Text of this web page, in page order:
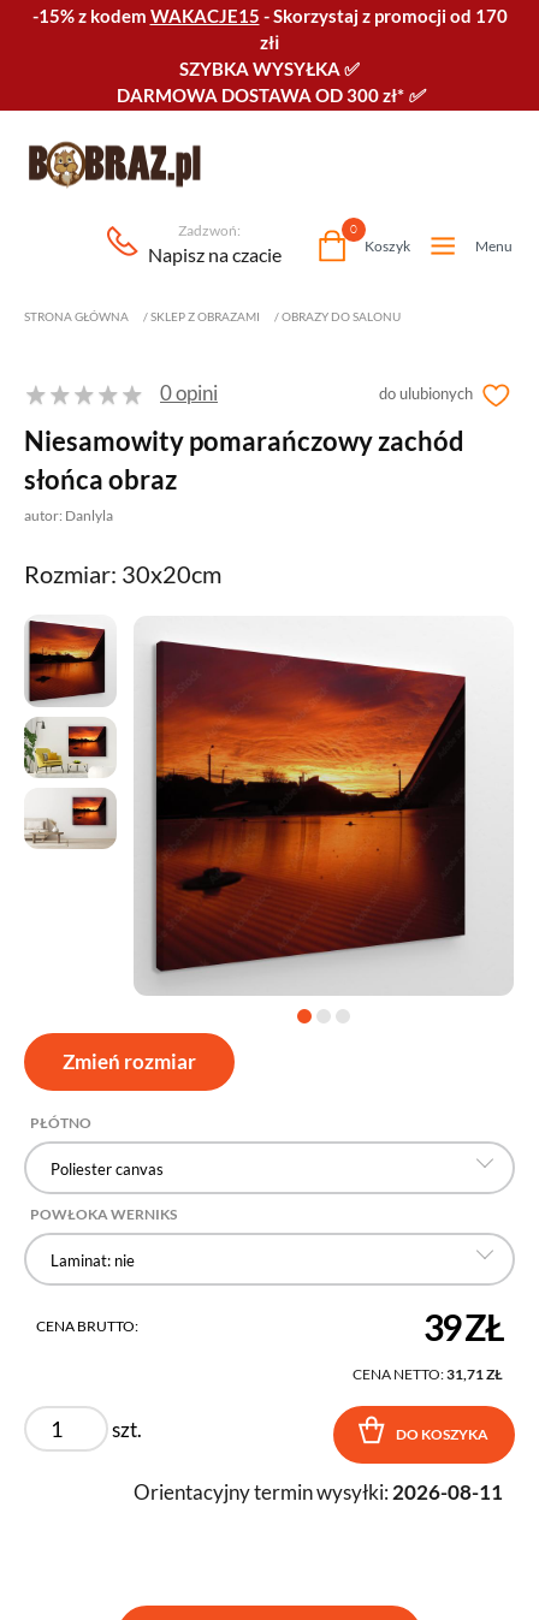
-15% z kodem WAKACJE15 -Skorzystaj z promocji od 170
złℹ️
SZYBKA WYSYŁKA ✅
DARMOWA DOSTAWA OD 300 zł* ✅
Zadzwoń:
Napisz na czacie Koszyk
0
Menu
STRONA GŁÓWNA /SKLEP Z OBRAZAMI /OBRAZY DO SALONU
do ulubionych
0 opini
Niesamowity pomarańczowy zachód
słońca obraz
autor: Danlyla
Rozmiar: 30x20cm
Zmień rozmiar
PŁÓTNO
Poliester canvas
POWŁOKA WERNIKS
Laminat: nie
CENA BRUTTO: 39 ZŁ
CENA NETTO:31,71 ZŁ
szt. DO KOSZYKA
Orientacyjny termin wysyłki: 2026-08-11